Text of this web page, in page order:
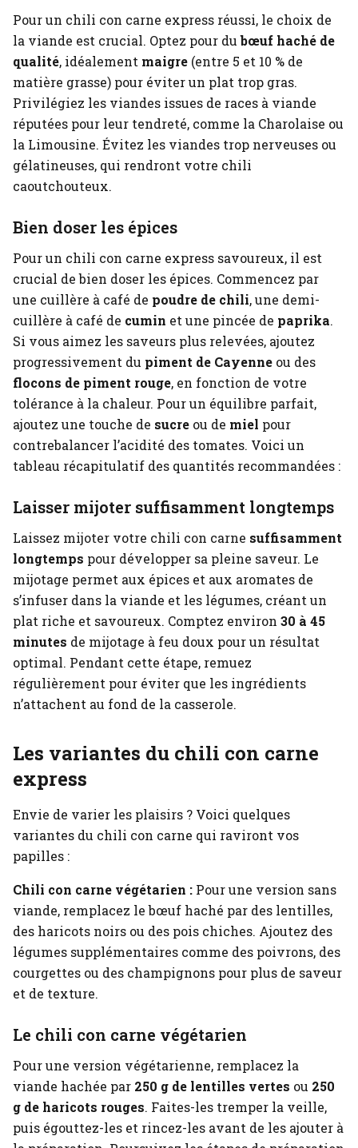
Pour un chili con carne express réussi, le choix de
la viande est crucial. Optez pour dubœuf haché de
qualité, idéalement maigre (entre 5 et 10 % de
matière grasse) pour éviter un plat trop gras.
Privilégiez les viandes issues de races à viande
réputées pour leur tendreté, comme la Charolaise ou
la Limousine. Évitez les viandes trop nerveuses ou
gélatineuses, qui rendront votre chili
caoutchouteux.
Bien doser les épices
Pour un chili con carne express savoureux, il est
crucial de bien doser les épices. Commencez par
une cuillère à café de poudre de chili, une demi-
cuillère à café de cumin et une pincée de paprika.
Si vous aimez les saveurs plus relevées, ajoutez
progressivement du piment de Cayenne ou des
flocons de piment rouge, en fonction de votre
tolérance à la chaleur. Pour un équilibre parfait,
ajoutez une touche de sucre ou de miel pour
contrebalancer l’acidité des tomates. Voici un
tableau récapitulatif des quantités recommandées :
Laisser mijoter suffisamment longtemps
Laissez mijoter votre chili con carne suffisamment
longtemps pour développer sa pleine saveur. Le
mijotage permet aux épices et aux aromates de
s’infuser dans la viande et les légumes, créant un
plat riche et savoureux. Comptez environ 30 à 45
minutes de mijotage à feu doux pour un résultat
optimal. Pendant cette étape, remuez
régulièrement pour éviter que les ingrédients
n’attachent au fond de la casserole.
Les variantes du chili con carne
express
Envie de varier les plaisirs ? Voici quelques
variantes du chili con carne qui raviront vos
papilles :
Chili con carne végétarien : Pour une version sans
viande, remplacez le bœuf haché par des lentilles,
des haricots noirs ou des pois chiches. Ajoutez des
légumes supplémentaires comme des poivrons, des
courgettes ou des champignons pour plus de saveur
et de texture.
Le chili con carne végétarien
Pour une version végétarienne, remplacez la
viande hachée par 250 g de lentilles vertes ou 250
g de haricots rouges. Faites-les tremper la veille,
puis égouttez-les et rincez-les avant de les ajouter à